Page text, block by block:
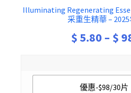
Illuminating Regenerating
采重生精華 –
$5.80 – $
優惠-$98/30片